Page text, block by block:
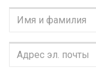
Имя
фамилия*
Адрес